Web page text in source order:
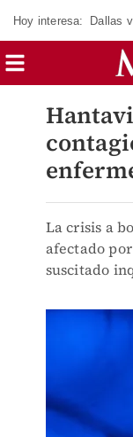
Hoy interesa: Dallas
La crisis a
afectado
suscitado